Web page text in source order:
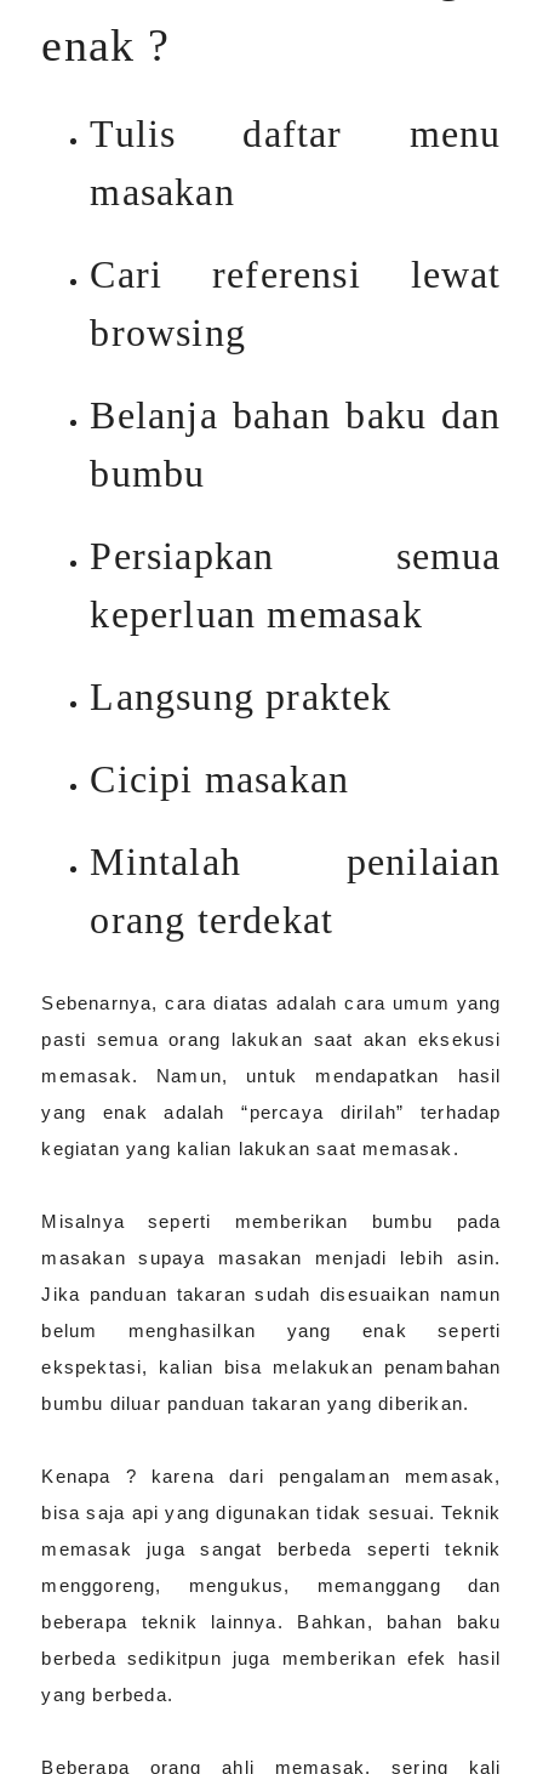
enak ?
Tulis daftar menu
masakan
Cari referensi lewat
browsing
Belanja bahan baku dan
bumbu
Persiapkan semua
keperluan memasak
Langsung praktek
Cicipi masakan
Mintalah penilaian
orang terdekat
Sebenarnya, cara diatas adalah cara umum yang
pasti semua orang lakukan saat akan eksekusi
memasak. Namun, untuk mendapatkan hasil
yang enak adalah “percaya dirilah” terhadap
kegiatan yang kalian lakukan saat memasak.
Misalnya seperti memberikan bumbu pada
masakan supaya masakan menjadi lebih asin.
Jika panduan takaran sudah disesuaikan namun
belum menghasilkan yang enak seperti
ekspektasi, kalian bisa melakukan penambahan
bumbu diluar panduan takaran yang diberikan.
Kenapa ? karena dari pengalaman memasak,
bisa saja api yang digunakan tidak sesuai. Teknik
memasak juga sangat berbeda seperti teknik
menggoreng, mengukus, memanggang dan
beberapa teknik lainnya. Bahkan, bahan baku
berbeda sedikitpun juga memberikan efek hasil
yang berbeda.
Beberapa orang ahli memasak, sering kali